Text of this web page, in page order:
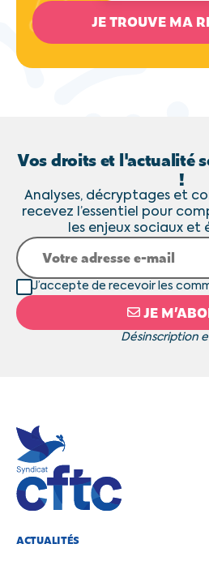
JE TROUVE MA
Vos droits et l'actualité
!
Analyses, décryptages et
recevez l’essentiel pour
les enjeux sociaux et
JE
Désinscription
J’accepte de recevoir les
ACTUALITÉS